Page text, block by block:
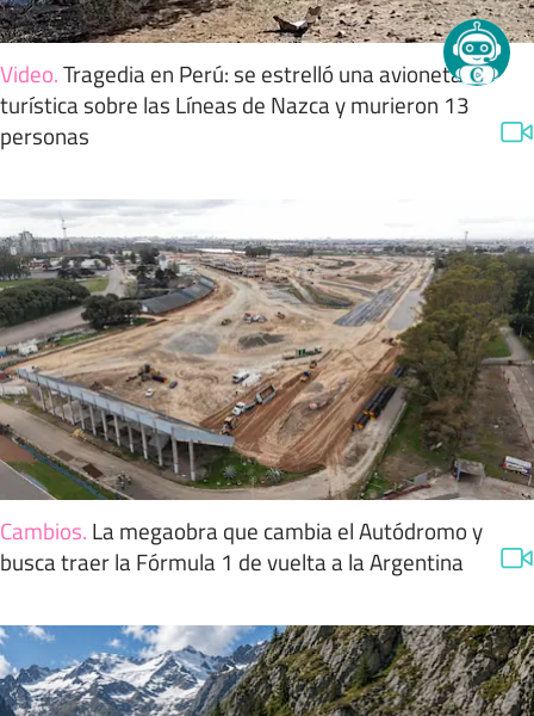
Video.Tragedia en Perú: se estrelló una avioneta
turística sobre las Líneas de Nazca y murieron 13
personas
Cambios. La megaobra que cambia el Autódromo y
busca traer la Fórmula 1 de vuelta a la Argentina